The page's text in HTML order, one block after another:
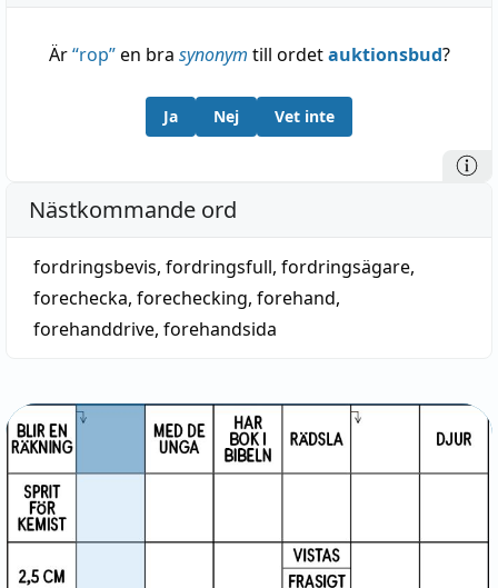
Är“rop”en bra synonym till ordetauktionsbud?
Ja Nej Vet inte
Nästkommande ord
fordringsbevis, fordringsfull, fordringsägare,
forechecka, forechecking, forehand,
forehanddrive, forehandsida